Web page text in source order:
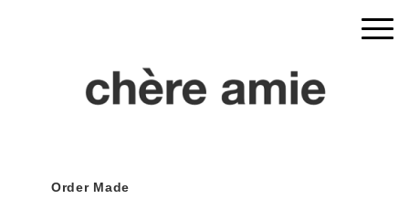
Order Made